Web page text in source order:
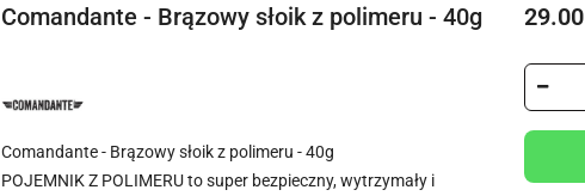
Comandante - Brązowy słoik z polimeru - 40g
NAZWA
PRODUCENTA:
Comandante - Brązowy słoik z polimeru - 40g
POJEMNIK Z POLIMERU to super bezpieczny, wytrzymały i
Cena:
29.00